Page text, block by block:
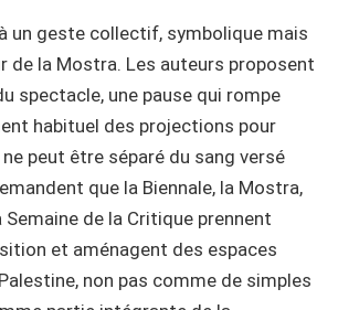
à un geste collectif, symbolique mais
de la Mostra. Les auteurs proposent
spectacle, une pause qui rompe
habituel des projections pour
ne peut être séparé du sang versé
que la Biennale, la Mostra,
de la Critique prennent
et aménagent des espaces
non pas comme de simples